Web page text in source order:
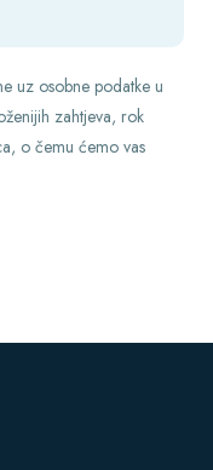
uz osobne podatke u
zahtjeva, rok
o čemu ćemo vas